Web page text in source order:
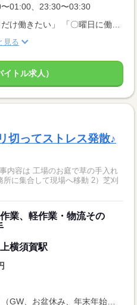
01:00、23:30〜03:30
【自己申告シフト】 「平日だけ働きたい」 「〇曜日に働きたい」 など、働き方は自分で選べます。 曜日・時間についてのご希望も 面談の際に教えてくださいね。 ※こちらは中型以上のお仕事の例です
見る
トル求人）
ってストレス発散♪
内容は 工場のお庭で草の手入れ
に集合して現場へ移動 2）芝刈
業、軽作業・物流その
横須賀駅
◇土日休み ◇大型連休有り（GW、お盆休み、年末年始） ◇有給休暇有り（会社規定に準ずる）